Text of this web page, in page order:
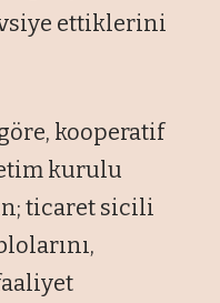
ettiklerini
kooperatif
kurulu
ticaret sicili